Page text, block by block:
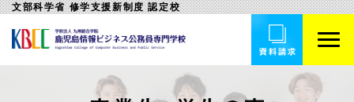
文部科学省 修学支援新制度 認定校